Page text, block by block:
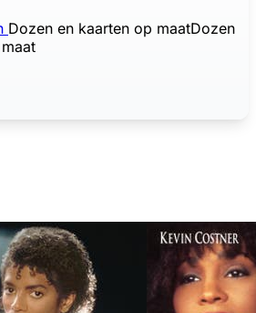
Dozen en kaarten op maatDozen